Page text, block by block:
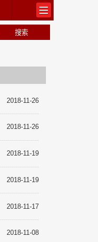
2018-11-26
2018-11-26
2018-11-19
2018-11-19
2018-11-17
2018-11-08